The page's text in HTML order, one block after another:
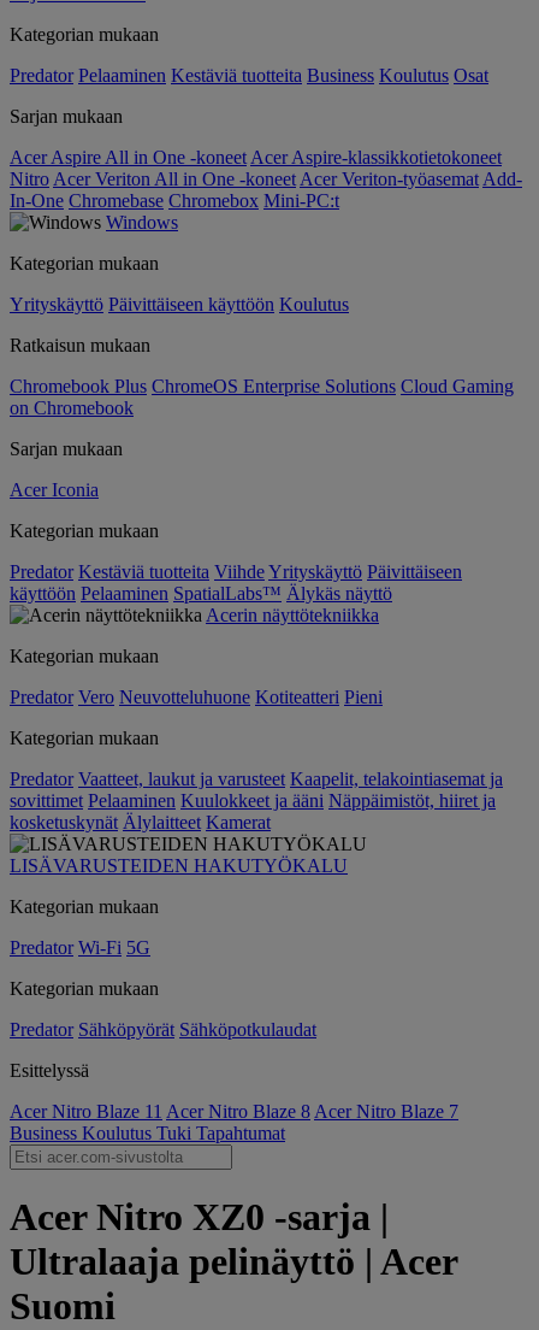
Kategorian mukaan
Predator Pelaaminen Kestäviä tuotteita Business Koulutus Osat
Sarjan mukaan
Acer Aspire All in One -koneet Acer Aspire-klassikkotietokoneet
Nitro Acer Veriton All in One -koneet Acer Veriton-työasemat Add-
In-One Chromebase Chromebox Mini-PC:t
Windows
Kategorian mukaan
Yrityskäyttö Päivittäiseen käyttöön Koulutus
Ratkaisun mukaan
Chromebook Plus ChromeOS Enterprise Solutions Cloud Gaming
on Chromebook
Sarjan mukaan
Acer Iconia
Kategorian mukaan
Predator Kestäviä tuotteita ViihdeYrityskäyttö Päivittäiseen
käyttöön Pelaaminen SpatialLabs™ Älykäs näyttö
Acerin näyttötekniikka
Kategorian mukaan
Predator Vero Neuvotteluhuone Kotiteatteri Pieni
Kategorian mukaan
Predator Vaatteet, laukut ja varusteet Kaapelit, telakointiasemat ja
sovittimet Pelaaminen Kuulokkeet ja ääni Näppäimistöt, hiiret ja
kosketuskynät Älylaitteet Kamerat
LISÄVARUSTEIDEN HAKUTYÖKALU
Kategorian mukaan
Predator Wi-Fi 5G
Kategorian mukaan
Predator Sähköpyörät Sähköpotkulaudat
Esittelyssä
Acer Nitro Blaze 11 Acer Nitro Blaze 8 Acer Nitro Blaze 7
Business Koulutus Tuki Tapahtumat
Acer Nitro XZ0 -sarja |
Ultralaaja pelinäyttö | Acer
Suomi